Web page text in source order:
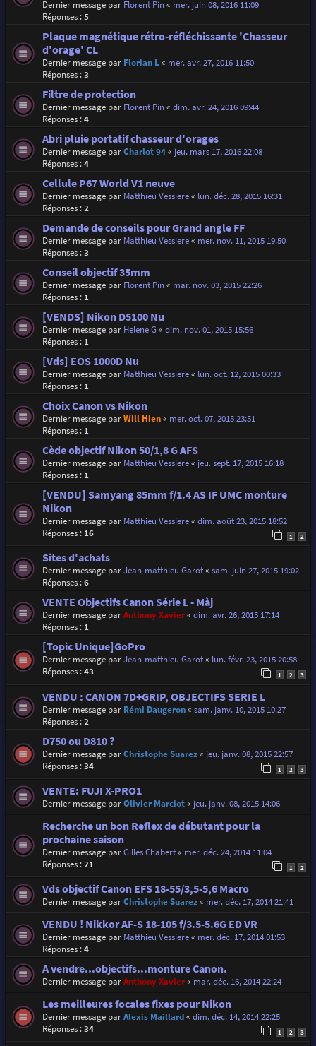
Dernier message par Florent Pin« mer. juin 08, 2016 11:09
Réponses :5
Plaque magnétique rétro-réfléchissante 'Chasseur
d'orage' CL
Dernier message par Florian L« mer. avr. 27, 2016 11:50
Réponses :3
Filtre de protection
Dernier message par Florent Pin« dim. avr. 24, 2016 09:44
Réponses :4
Abri pluie portatif chasseur d'orages
Dernier message parCharlot 94« jeu. mars 17, 2016 22:08
Réponses :4
Cellule P67 World V1 neuve
Dernier message par Matthieu Vessiere« lun. déc. 28, 2015 16:31
Réponses :2
Demande de conseils pour Grand angle FF
Dernier message par Matthieu Vessiere« mer. nov. 11, 2015 19:50
Réponses :3
Conseil objectif 35mm
Dernier message par Florent Pin« mar. nov. 03, 2015 22:26
Réponses : 1
[VENDS] Nikon D5100 Nu
Dernier message par Helene G« dim. nov. 01, 2015 15:56
Réponses : 1
[Vds] EOS 1000D Nu
Dernier message par Matthieu Vessiere« lun. oct. 12, 2015 00:33
Réponses : 1
Choix Canon vs Nikon
Dernier message parWill Hien« mer. oct. 07, 2015 23:51
Réponses : 1
Cède objectif Nikon 50/1,8 G AFS
Dernier message par Matthieu Vessiere« jeu. sept. 17, 2015 16:18
Réponses : 1
[VENDU] Samyang 85mm f/1.4 AS IF UMC monture
Nikon
Dernier message par Matthieu Vessiere« dim. août 23, 2015 18:52
Réponses : 16 1 2
Sites d'achats
Dernier message parJean-matthieu Garot« sam. juin 27, 2015 19:02
Réponses :6
VENTE Objectifs Canon Série L - Màj
Dernier message parAnthony Xavier« dim. avr. 26, 2015 17:14
Réponses : 1
[Topic Unique]GoPro
Dernier message parJean-matthieu Garot« lun. févr. 23, 2015 20:58
Réponses :43 1 2 3
VENDU : CANON 7D+GRIP, OBJECTIFS SERIE L
Dernier message par Rémi Daugeron« sam. janv. 10, 2015 10:27
Réponses :2
D750 ou D810 ?
Dernier message parChristophe Suarez« jeu. janv. 08, 2015 22:57
Réponses :34 1 2 3
VENTE: FUJI X-PRO1
Dernier message parOlivier Marciot« jeu. janv. 08, 2015 14:06
Recherche un bon Reflex de débutant pour la
prochaine saison
Dernier message parGilles Chabert« mer. déc. 24, 2014 11:04
Réponses :21 1 2
Vds objectif Canon EFS 18-55/3,5-5,6 Macro
Dernier message parChristophe Suarez« mer. déc. 17, 2014 21:41
VENDU ! Nikkor AF-S 18-105 f/3.5-5.6G ED VR
Dernier message par Matthieu Vessiere« mer. déc. 17, 2014 01:53
Réponses :4
A vendre...objectifs...monture Canon.
Dernier message parAnthony Xavier« mar. déc. 16, 2014 22:24
Les meilleures focales fixes pour Nikon
Dernier message parAlexis Maillard« dim. déc. 14, 2014 22:25
Réponses :34 1 2 3